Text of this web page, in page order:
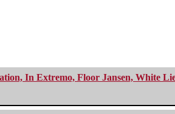
In Extremo, Floor Jansen, White